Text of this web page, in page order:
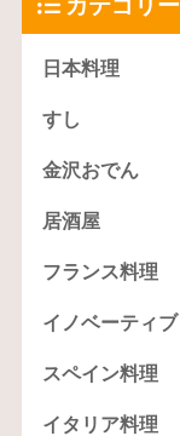
日本料理
すし
金沢おでん
居酒屋
フランス料理
イノベーティブ
スペイン料理
イタリア料理